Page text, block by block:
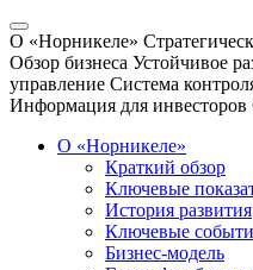
О «Норникеле»
Обзор бизнеса Устойчивое
управление Система
Информация для инвесторов
О «Норникеле»
Краткий обзор
Ключевые
История развития
Ключевые
Бизнес-модель